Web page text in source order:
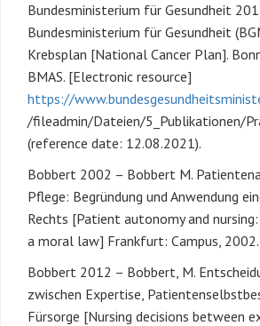
Bundesministerium für Gesundheit
Bundesministerium für Gesundheit
Krebsplan [National Cancer Plan].
BMAS. [Electronic resource]
https://
/fileadmin/Dateien/5_Publikationen/
(reference date: 12.08.2021).
Bobbert 2002 – Bobbert M.
Pflege: Begründung und Anwendung
Rechts [Patient autonomy and
a moral law] Frankfurt: Campus, 2002.
Bobbert 2012 – Bobbert, M.
zwischen Expertise,
Fürsorge [Nursing decisions between